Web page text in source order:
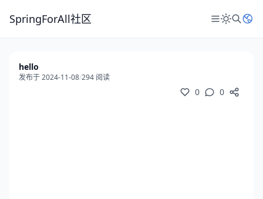
SpringForAll社区
hello
发布于 2024-11-08/294 阅读
0 0